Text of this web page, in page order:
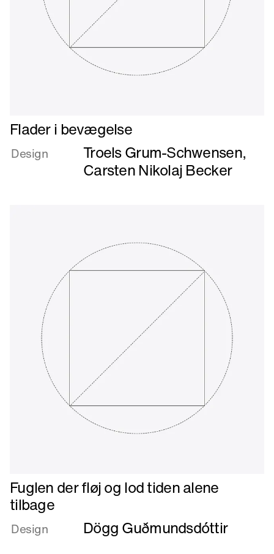
Læs
mere
om
Flader i bevægelse
Design Troels Grum-Schwensen,
Carsten Nikolaj Becker
Læs
mere
om
Fuglen
Fuglen der fløj og lod tiden alene
tilbage
Design Dögg Guðmundsdóttir